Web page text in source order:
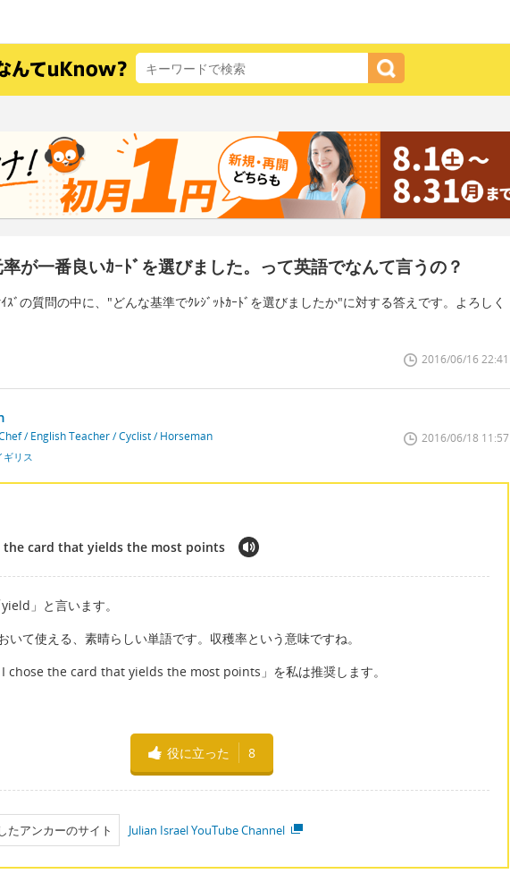
が一番良いｶｰﾄﾞを選びました。って英語でなんて言うの？
ｽﾞの質問の中に、"どんな基準でｸﾚｼﾞｯﾄｶｰﾄﾞを選びましたか"に対する答えです。よろしく
2016/06/16 22:41
/ English Teacher / Cyclist / Horseman
ギリス
2016/06/18 11:57
card that yields the most points
」と言います。
いて使える、素晴らしい単語です。収穫率という意味ですね。
the card that yields the most points」を私は推奨します。
役に立った 8
たアンカーのサイト Julian Israel YouTube Channel